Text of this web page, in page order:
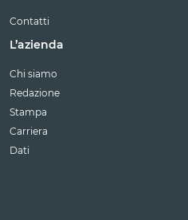
Contatti
L’azienda
Chi siamo
Redazione
Stampa
Carriera
Dati